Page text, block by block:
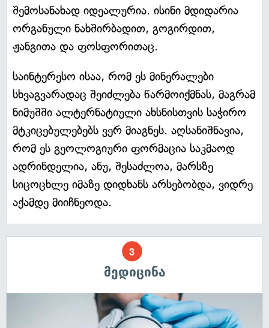
შემოსანახად იდეალურია. ისინი მდიდარია
ორგანული ნახშირბადით, გოგირდით,
ჟანგითა და ფოსფორითაც.
საინტერესო ისაა, რომ ეს მინერალები
სხვაგვარადაც შეიძლება წარმოიქმნას, მაგრამ
ნიმუშში ალტერნატიული ახსნისთვის საჭირო
მტკიცებულებებს ვერ მიაგნეს. აღსანიშნავია,
რომ ეს გეოლოგიური ფორმაცია საკმაოდ
ადრინდელია, ანუ, შესაძლოა, მარსზე
სიცოცხლე იმაზე დიდხანს არსებობდა, ვიდრე
აქამდე მიიჩნეოდა.
მედიცინა